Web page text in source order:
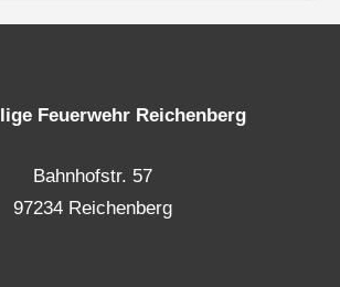
Feuerwehr Reichenberg
Bahnhofstr. 57
97234 Reichenberg